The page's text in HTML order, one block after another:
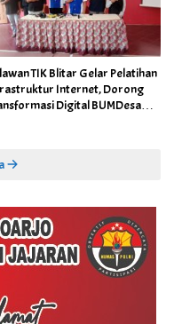
TIK Blitar Gelar Pelatihan
Internet, Dorong
Digital BUMDesa